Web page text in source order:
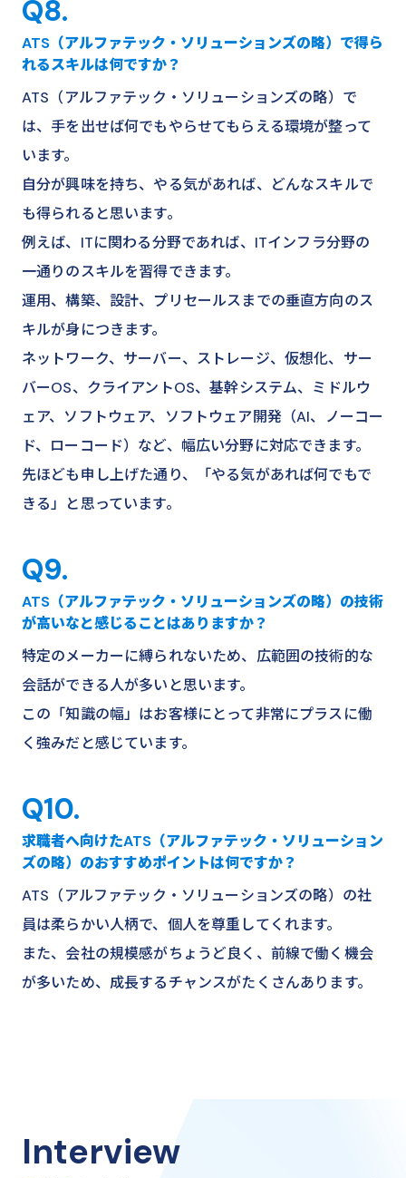
Q8.
ATS（アルファテック・ソリューションズの略）で得ら
れるスキルは何ですか？
ATS（アルファテック・ソリューションズの略）で
は、手を出せば何でもやらせてもらえる環境が整って
います。
自分が興味を持ち、やる気があれば、どんなスキルで
も得られると思います。
例えば、ITに関わる分野であれば、ITインフラ分野の
一通りのスキルを習得できます。
運用、構築、設計、プリセールスまでの垂直方向のス
キルが身につきます。
ネットワーク、サーバー、ストレージ、仮想化、サー
バーOS、クライアントOS、基幹システム、ミドルウ
ェア、ソフトウェア、ソフトウェア開発（AI、ノーコー
ド、ローコード）など、幅広い分野に対応できます。
先ほども申し上げた通り、「やる気があれば何でもで
きる」と思っています。
Q9.
ATS（アルファテック・ソリューションズの略）の技術
が高いなと感じることはありますか？
特定のメーカーに縛られないため、広範囲の技術的な
会話ができる人が多いと思います。
この「知識の幅」はお客様にとって非常にプラスに働
く強みだと感じています。
Q10.
求職者へ向けたATS（アルファテック・ソリューション
ズの略）のおすすめポイントは何ですか？
ATS（アルファテック・ソリューションズの略）の社
員は柔らかい人柄で、個人を尊重してくれます。
また、会社の規模感がちょうど良く、前線で働く機会
が多いため、成長するチャンスがたくさんあります。
Interview